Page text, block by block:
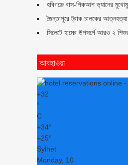
হবিগঞ্জে বাস-পিকআপ ভ্যানের
জৈন্তাপুরে ট্রাক চালকের আত্নহত্যা
সিলেটে হামের উপসর্গে আরও ২
আবহাওয়া
+32
°
C
+34°
+25°
Sylhet
Monday, 10